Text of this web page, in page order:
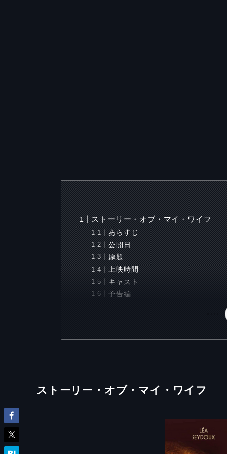
ストーリー・オブ・マイ・ワイフ
あらすじ
公開日
原題
上映時間
キャスト
予告編
ストーリー・オブ・マイ・ワイフ